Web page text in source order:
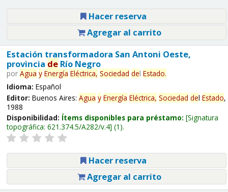
Hacer reserva
Agregar al carrito
Estación transformadora San Antoni Oeste,
provincia deRío Negro
por Agua y Energía Eléctrica, Sociedad del Estado.
Idioma: Español
Editor: Buenos Aires: Agua y Energía Eléctrica, Sociedad del Estado,
1988
Disponibilidad: Ítems disponibles para préstamo: Signatura
topográfica: 621.374.5/A282/v.4 (1).
Hacer reserva
Agregar al carrito